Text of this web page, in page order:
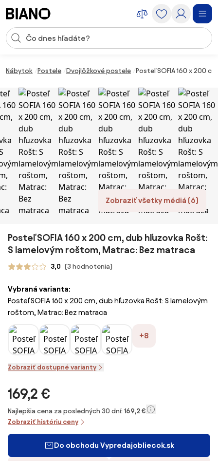
Vstup pre vyhľadávanie
Nábytok Postele Dvojlôžkové postele Posteľ SOFIA 160 x 200
Zobraziť všetky médiá (6)
Posteľ SOFIA 160 x 200 cm, dub hľuzovka Rošt:
S lamelovým roštom, Matrac: Bez matraca
3,0 (3 hodnotenia)
Vybraná varianta:
Posteľ SOFIA 160 x 200 cm, dub hľuzovka Rošt: S lamelovým
roštom, Matrac: Bez matraca
+8
Zobraziť dostupné varianty
169,2 €
Najlepšia cena za posledných 30 dní: 169,2 €
Zobraziť históriu ceny
Do obchodu Vypredajobliecok.sk